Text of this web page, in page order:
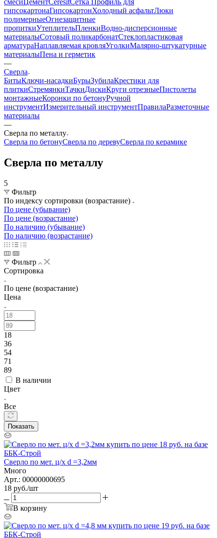
смеси ЦементCeresitСетка Профиль для
гипсокартонаГипсокартонХолодный асфальтЛюки
полимерныеОгнезащитные
пропиткиУтеплительПленкиВодно-дисперсионные
материалыСотовый поликарбонатСтеклопластиковая
арматураНаплавляемая кровляУголкиМалярно-штукатурные
материалыПена и герметик
—
Сверла
БитыКлючи-насадкиБурыЗубилаКрестики для
плиткиСтремянкиТачкиДискиКруги отрезныеПистолеты
монтажныеКоронки по бетонуРучной
инструментИзмерительный инструментПравилаРазметочные
материалы
—
Сверла по металлу
Сверла по бетонуСверла по деревуСверла по керамике
Сверла по металлу
5
Фильтр
По индексу сортировки (возрастание)
По цене (убывание)
По цене (возрастание)
По наличию (убывание)
По наличию (возрастание)
Фильтр
Сортировка
По цене (возрастание)
Цена
18
36
54
71
89
В наличии
Цвет
Все
Показать
Сверло по мет. ц/х d =3,2мм
Много
Арт.: 00000000695
18 руб./шт
В корзину